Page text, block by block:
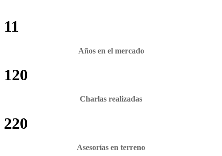
11
Años en el mercado
120
Charlas realizadas
220
Asesorías en terreno